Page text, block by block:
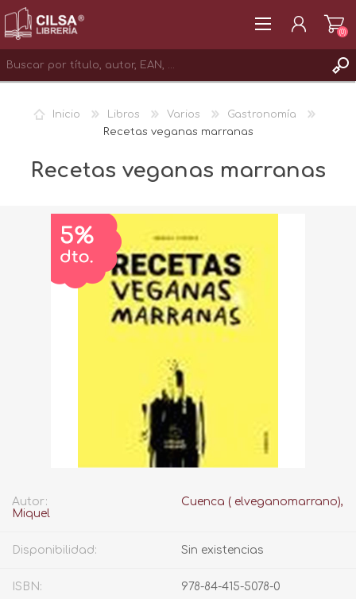
INICIAR SESIÓN
(0)
Inicio Libros Varios
Gastronomía
Recetas veganas marranas
Recetas veganas marranas
Autor:
Cuenca ( elveganomarrano),
Miquel
Disponibilidad: Sin existencias
ISBN: 978-84-415-5078-0